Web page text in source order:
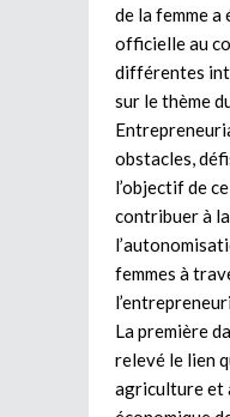
de la femme a
officielle au
différentes
sur le thème
obstacles,
l’objectif de
contribuer à
femmes à
La première
relevé le lien
agriculture et